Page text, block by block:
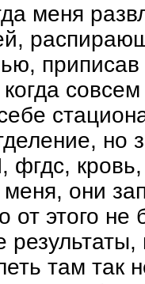
меня
но
фгдс,
меня, они
от этого
там так